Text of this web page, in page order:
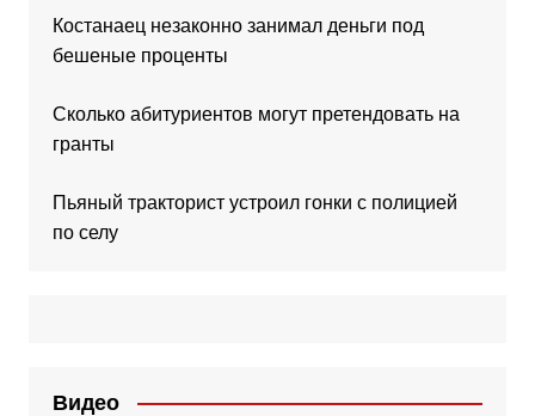
Костанаец незаконно занимал деньги под
бешеные проценты
Сколько абитуриентов могут претендовать на
гранты
Пьяный тракторист устроил гонки с полицией
по селу
Видео